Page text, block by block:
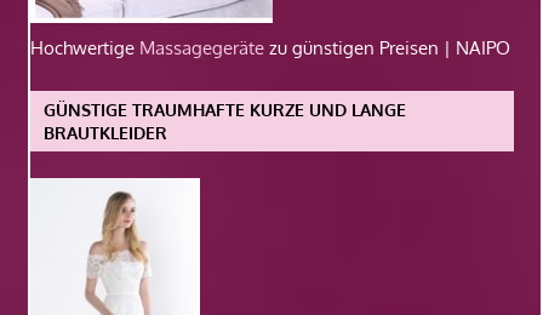
Hochwertige Massagegeräte zu günstigen Preisen | NAIPO
GÜNSTIGE TRAUMHAFTE KURZE UND LANGE
BRAUTKLEIDER